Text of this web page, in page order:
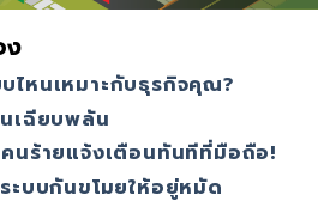
ง
ไหนเหมาะกับธุรกิจคุณ?
เฉียบพลัน
นร้ายแจ้งเตือนทันทีที่มือถือ!
ะบบกันขโมยให้อยู่หมัด